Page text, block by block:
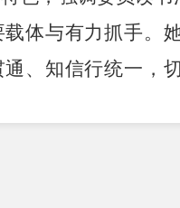
体与有力抓手。
、知信行统一，